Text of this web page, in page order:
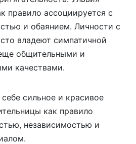
правило ассоциируется с
и обаянием. Личности с
владеют симпатичной
общительными и
качествами.
сильное и красивое
как правило
независимостью и